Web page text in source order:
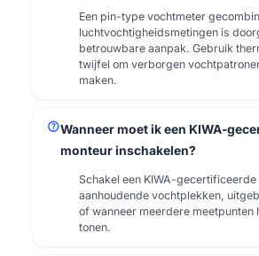
Een pin-type vochtmeter
luchtvochtigheidsmetingen is
betrouwbare aanpak. Gebruik
twijfel om verborgen
maken.
helpWanneer moet ik een KIWA-
monteur inschakelen?
Schakel een KIWA-
aanhoudende vochtplekken,
of wanneer meerdere meetpunten
tonen.